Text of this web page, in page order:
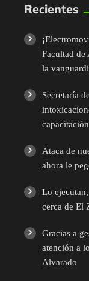
Recientes
Facultad de
la
Secretaría
Ataca de
ahora le
Lo
cerca de El
Gracias a
atención a
Alvarado